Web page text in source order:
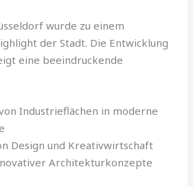
wurde zu einem
der Stadt. Die Entwicklung
eine beeindruckende
Industrieflächen in moderne
Design und Kreativwirtschaft
Architekturkonzepte